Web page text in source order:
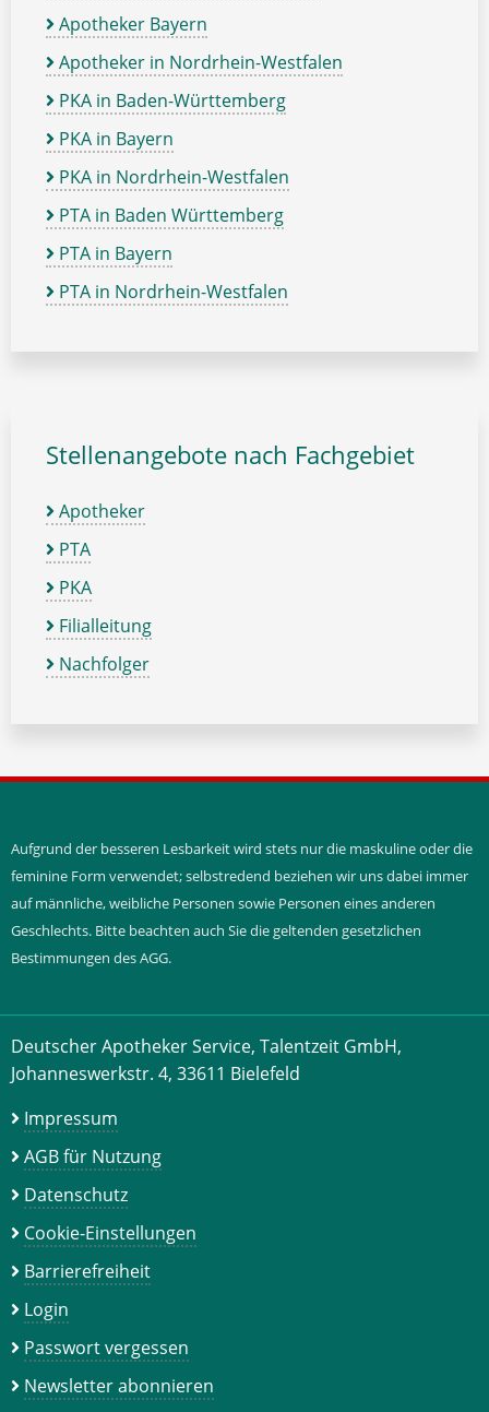
Apotheker Bayern
Apotheker in Nordrhein-Westfalen
PKA in Baden-Württemberg
PKA in Bayern
PKA in Nordrhein-Westfalen
PTA in Baden Württemberg
PTA in Bayern
PTA in Nordrhein-Westfalen
Stellenangebote nach Fachgebiet
Apotheker
PTA
PKA
Filialleitung
Nachfolger
Aufgrund der besseren Lesbarkeit wird stets nur die maskuline oder die
feminine Form verwendet; selbstredend beziehen wir uns dabei immer
auf männliche, weibliche Personen sowie Personen eines anderen
Geschlechts. Bitte beachten auch Sie die geltenden gesetzlichen
Bestimmungen des AGG.
Deutscher Apotheker Service, Talentzeit GmbH,
Johanneswerkstr. 4, 33611 Bielefeld
Impressum
AGB für Nutzung
Datenschutz
Cookie-Einstellungen
Barrierefreiheit
Login
Passwort vergessen
Newsletter abonnieren